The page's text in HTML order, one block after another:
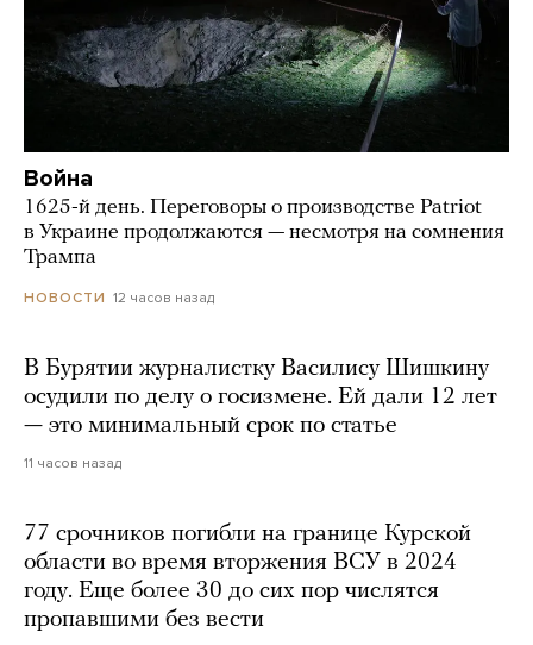
Война
1625-й день. Переговоры о производстве Patriot
в Украине продолжаются — несмотря на сомнения
Трампа
НОВОСТИ 12 часов назад
В Бурятии журналистку Василису Шишкину
осудили по делу о госизмене. Ей дали 12 лет
— это минимальный срок по статье
11 часов назад
77 срочников погибли на границе Курской
области во время вторжения ВСУ в 2024
году. Еще более 30 до сих пор числятся
пропавшими без вести